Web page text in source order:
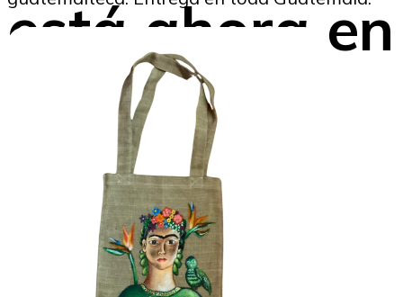
está ahora en
MERCADO
Beatriz Tercero
21/11/2024
Image to Credit : Verde&Limón